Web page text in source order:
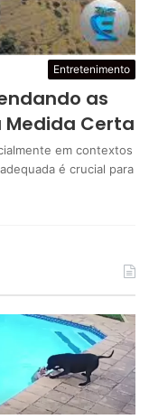
Entretenimento
as
Medida Certa
em contextos
é crucial para